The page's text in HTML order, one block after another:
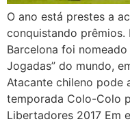
O ano está prestes a
conquistando
Barcelona foi
Jogadas” do mundo,
Atacante chileno pode
temporada Colo-Colo
Libertadores 2017 Em